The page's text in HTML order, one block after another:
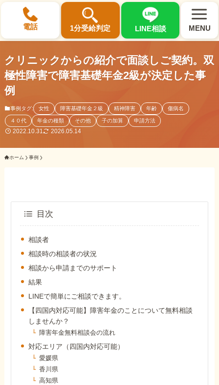
電話 1分受給判定 LINE相談 MENU
×
選ばれる3つの理由
初回相談料0円・受給後報酬型
サポート料金について
ホーム
障害年金の基礎知識
障害年金の金額
受給事例
クリニックからの紹介で面談しご契約。双
極性障害で障害基礎年金2級が決定した事
例
事例タグ: 女性 障害基礎年金２級 精神障害 年齢 傷病名
４０代 年金の種類 その他 子の加算 申請方法
2022.10.31 2026.05.14
ホーム 事例
目次
相談者
相談時の相談者の状況
相談から申請までのサポート
結果
LINEで簡単にご相談できます。
【四国内対応可能】障害年金のことについて無料相談
しませんか？
障害年金無料相談会の流れ
対応エリア（四国内対応可能）
愛媛県
香川県
高知県